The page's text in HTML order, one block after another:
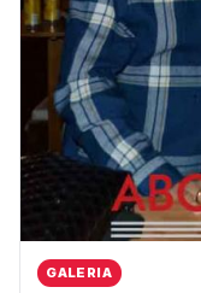
GALERIA